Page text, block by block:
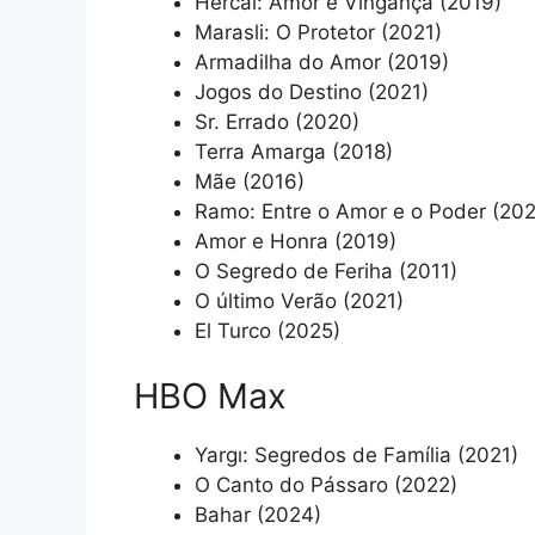
Marasli: O Protetor (2021)
Armadilha do Amor (2019)
Jogos do Destino (2021)
Sr. Errado (2020)
Terra Amarga (2018)
Mãe (2016)
Ramo: Entre o Amor e o Poder
Amor e Honra (2019)
O Segredo de Feriha (2011)
O último Verão (2021)
El Turco (2025)
HBO Max
Yargı: Segredos de Família (2021)
O Canto do Pássaro (2022)
Bahar (2024)